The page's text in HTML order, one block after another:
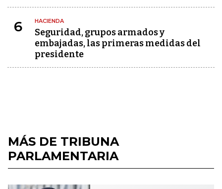
6 HACIENDA
Seguridad, grupos armados y
embajadas, las primeras medidas del
presidente
MÁS DE TRIBUNA
PARLAMENTARIA